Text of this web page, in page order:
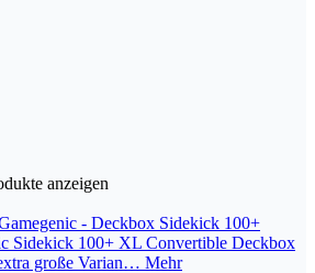
anzeigen
- Deckbox Sidekick 100+
Sidekick 100+ XL Convertible Deckbox
große Varian… Mehr